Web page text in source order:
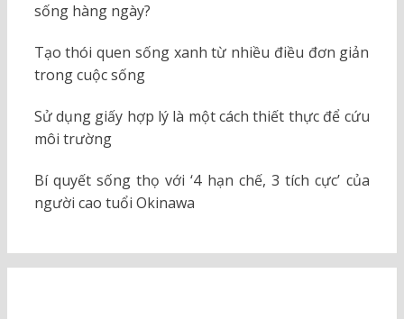
sống hàng ngày?
Tạo thói quen sống xanh từ nhiều điều đơn giản
trong cuộc sống
Sử dụng giấy hợp lý là một cách thiết thực để cứu
môi trường
Bí quyết sống thọ với ‘4 hạn chế, 3 tích cực’ của
người cao tuổi Okinawa